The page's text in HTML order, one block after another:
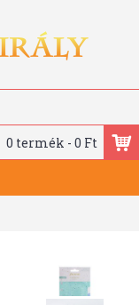
0 termék - 0 Ft